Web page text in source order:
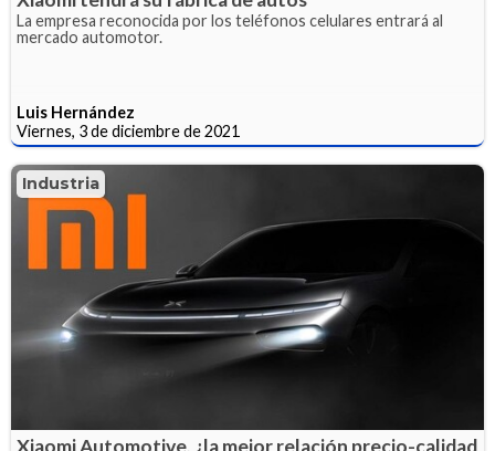
La empresa reconocida por los teléfonos celulares entrará al
mercado automotor.
Luis Hernández
Viernes, 3 de diciembre de 2021
Industria
Xiaomi Automotive, ¿la mejor relación precio-calidad